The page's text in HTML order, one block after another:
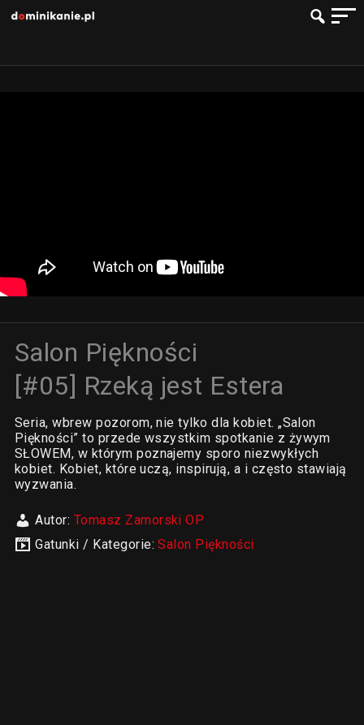
Salon Piękności
[#05] Rzeką jest Estera
Seria, wbrew pozorom, nie tylko dla kobiet. „Salon
Piękności” to przede wszystkim spotkanie z żywym
SŁOWEM, w którym poznajemy sporo niezwykłych
kobiet. Kobiet, które uczą, inspirują, a i często stawiają
wyzwania.
Autor: Tomasz Zamorski OP
Gatunki / Kategorie:Salon Piękności